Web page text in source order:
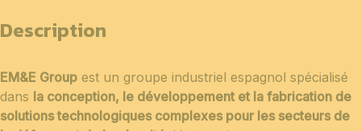
Description
EM&E Group est un groupe industriel espagnol spécialisé
dans la conception, le développement et la fabrication de
solutions technologiques complexes pour les secteurs de